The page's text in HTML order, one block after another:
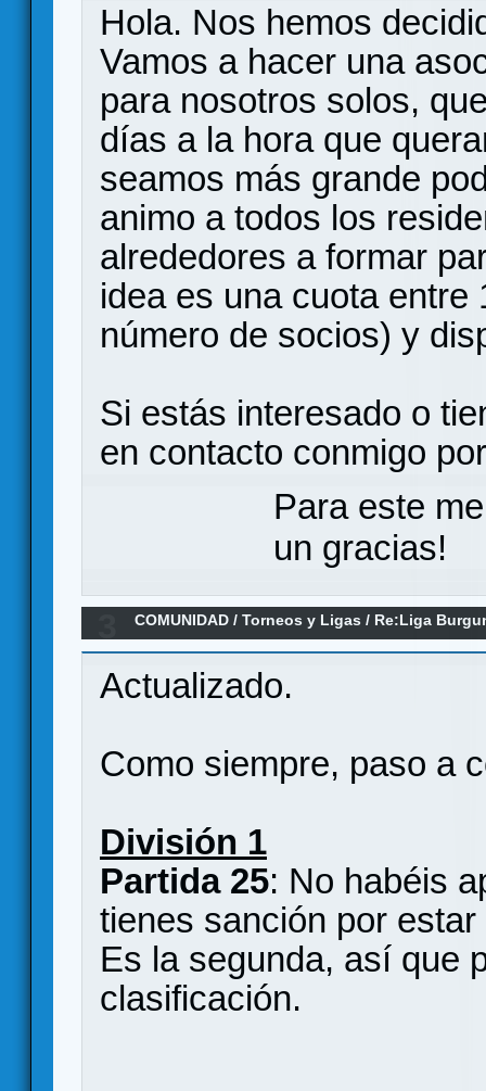
Hola. Nos hemos
Vamos a hacer una
para nosotros solos,
días a la hora que
seamos más grande
animo a todos los
alrededores a formar
idea es una cuota entre
número de socios) y
Si estás interesado o
en contacto conmigo
Para este
un gracias!
COMUNIDAD /Torneos y Ligas / Re:Liga
Actualizado.
Como siempre, paso a
División 1
Partida 25: No habéis
tienes sanción por
Es la segunda, así que
clasificación.